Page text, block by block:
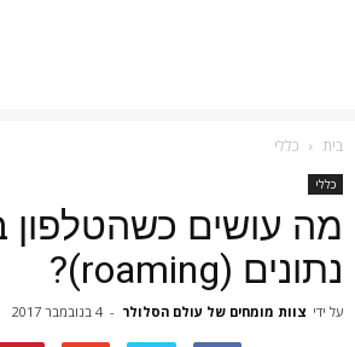
בית כללי
כללי
מה עושים כשהטלפון
נתונים (roaming)?
על ידי צוות מומחים של עולם הסלולר - 4 בנובמבר 2017